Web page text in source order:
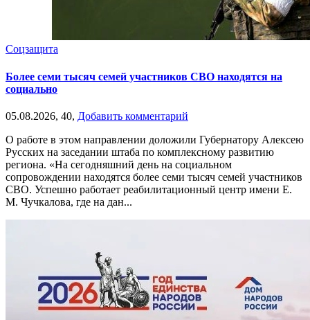
Соцзащита
Более семи тысяч семей участников СВО находятся на
социально
05.08.2026, 40, Добавить комментарий
О работе в этом направлении доложили Губернатору Алексею
Русских на заседании штаба по комплексному развитию
региона. «На сегодняшний день на социальном
сопровождении находятся более семи тысяч семей участников
СВО. Успешно работает реабилитационный центр имени Е.
М. Чучкалова, где на дан...